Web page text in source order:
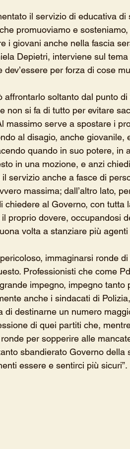
il servizio di educativa di
promuoviamo e
i giovani anche nella fascia
Depietri, interviene sul
per forza di cose
affrontarlo soltanto dal punto
non si fa di tutto per evitare
massimo serve a spostare i
al disagio, anche giovanile,
quando in suo potere, in
in una mozione, e anzi
servizio anche a fasce di
massima; dall’altro lato,
chiedere al Governo, con tutta
proprio dovere, occupandosi
volta a stanziare più agenti
immaginarsi ronde
Professionisti che come
impegno, impegno tanto
anche i sindacati di
di destinarne un numero
di quei partiti che,
per sopperire alle
sbandierato Governo della
essere e sentirci più sicuri”.